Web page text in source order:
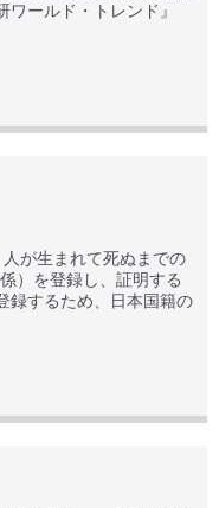
ールド・トレンド』
が生まれて死ぬまでの
）を登録し、証明する
録するため、日本国籍の